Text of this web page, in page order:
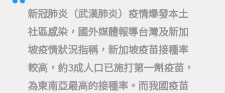
新冠肺炎（武漢肺炎）疫情爆發本土
社區感染，國外媒體報導台灣及新加
坡疫情狀況指稱，新加坡疫苗接種率
較高，約3成人口已施打第一劑疫苗，
為東南亞最高的接種率。而我國疫苗